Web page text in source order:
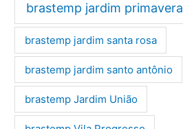
brastemp jardim primavera
brastemp jardim santa rosa
brastemp jardim santo antônio
brastemp Jardim União